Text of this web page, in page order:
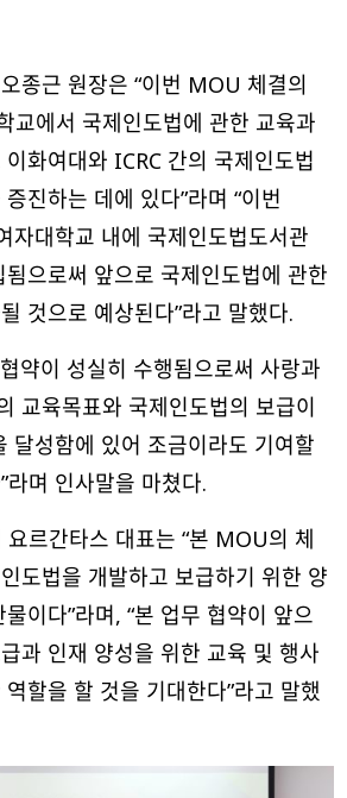
종근 원장은 “이번 MOU 체결의
교에서 국제인도법에 관한 교육과
화여대와 ICRC 간의 국제인도법
진하는 데에 있다”라며 “이번
자대학교 내에 국제인도법도서관
으로써 앞으로 국제인도법에 관한
것으로 예상된다”라고 말했다.
약이 성실히 수행됨으로써 사랑과
교육목표와 국제인도법의 보급이
달성함에 있어 조금이라도 기여할
라며 인사말을 마쳤다.
요르간타스 대표는 “본 MOU의 체
도법을 개발하고 보급하기 위한 양
이다”라며, “본 업무 협약이 앞으
과 인재 양성을 위한 교육 및 행사
할을 할 것을 기대한다”라고 말했